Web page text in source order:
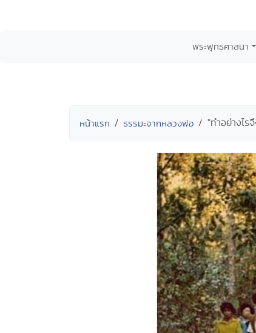
พระพุทธศาสนา
หน้าแรก ธรรมะจากหลวงพ่อ "ทำอย่างไร